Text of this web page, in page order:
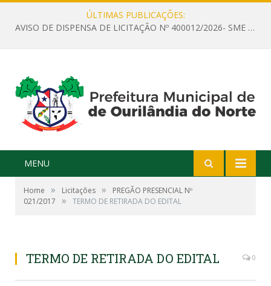
ÚLTIMAS PUBLICAÇÕES:
AVISO DE DISPENSA DE LICITAÇÃO Nº 400012/2026- SME – CONTRATAÇÃO DE EMPRESA ESPECIALIZADA PARA LOCAÇÃO DE ÔNIBUS EXECUTIVO COM CAPACIDADE DE 60 (SESSENTA) POLTRONAS, PARA TRANSPORTAR PROFESSORES RESPONSÁVEIS E ALUNOS PARA BRASÍLIA, COM SAÍDA DIA 10/08/2026 E RETORNO DIA 14/08/2026
MENU
Home » Licitações »
PREGÃO PRESENCIAL Nº
021/2017
» TERMO DE RETIRADA DO EDITAL
TERMO DE RETIRADA DO EDITAL 0